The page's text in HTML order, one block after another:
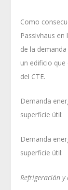
Como
Passivhaus
de la
un edificio
del CTE.
Demanda
superficie
Demanda
superficie
Refrigeración y